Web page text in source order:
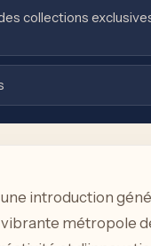
collections
une introduction
métropole